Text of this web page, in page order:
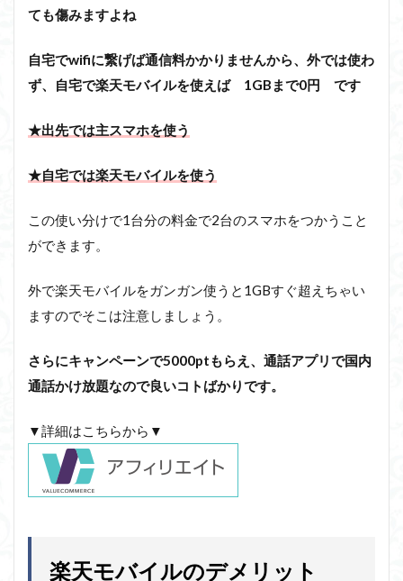
ても傷みますよね
自宅でwifiに繋げば通信料かかりませんから、外では使わ
ず、自宅で楽天モバイルを使えば 1GBまで0円 です
★出先では主スマホを使う
★自宅では楽天モバイルを使う
この使い分けで1台分の料金で2台のスマホをつかうこと
ができます。
外で楽天モバイルをガンガン使うと1GBすぐ超えちゃい
ますのでそこは注意しましょう。
さらにキャンペーンで5000ptもらえ、通話アプリで国内
通話かけ放題なので良いコトばかりです。
▼詳細はこちらから▼
楽天モバイルのデメリット